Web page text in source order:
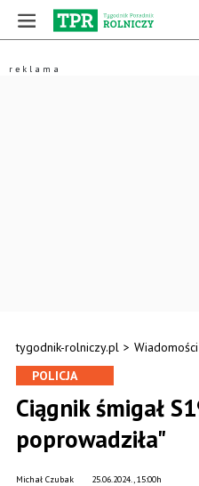
tygodnik-rolniczy.pl > Wiadomości
POLICJA
Ciągnik śmigał
poprowadziła"
25.06.2024., 15:00h
Michał Czubak